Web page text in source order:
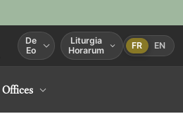
De
Eo
Liturgia
Horarum
FR EN
Offices